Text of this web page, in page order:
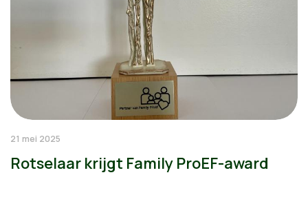
21 mei 2025
Rotselaar krijgt Family ProEF-award